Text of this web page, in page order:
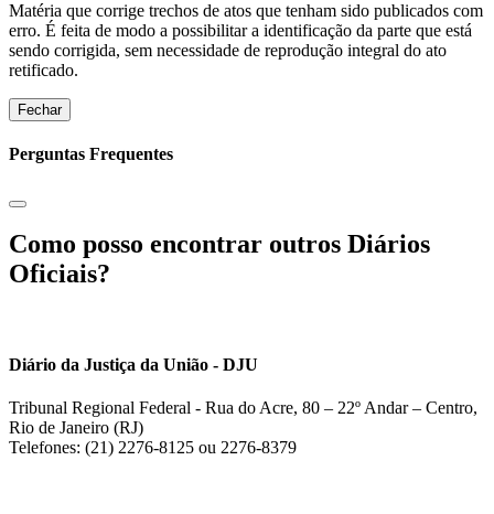
Matéria que corrige trechos de atos que tenham sido publicados com
erro. É feita de modo a possibilitar a identificação da parte que está
sendo corrigida, sem necessidade de reprodução integral do ato
retificado.
Fechar
Perguntas Frequentes
Como posso encontrar outros Diários
Oficiais?
Diário da Justiça da União - DJU
Tribunal Regional Federal - Rua do Acre, 80 – 22º Andar – Centro,
Rio de Janeiro (RJ)
Telefones: (21) 2276-8125 ou 2276-8379